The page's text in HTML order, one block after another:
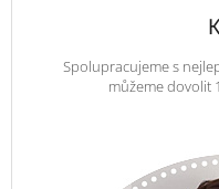
Spolupracujeme s
můžeme dovolit